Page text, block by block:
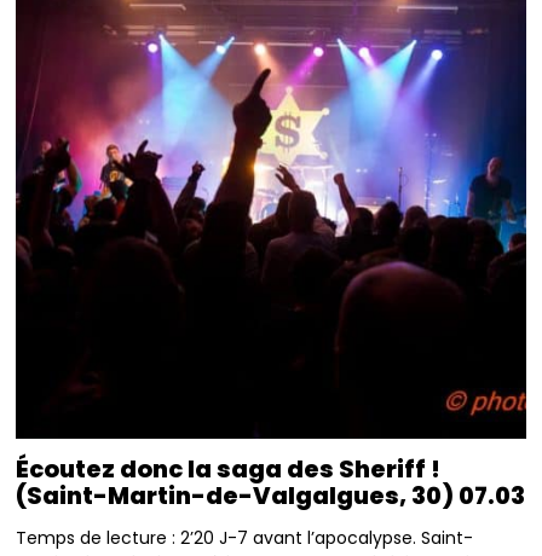
Écoutez donc la saga des Sheriff !
(Saint-Martin-de-Valgalgues, 30) 07.03
Temps de lecture : 2’20 J-7 avant l’apocalypse. Saint-